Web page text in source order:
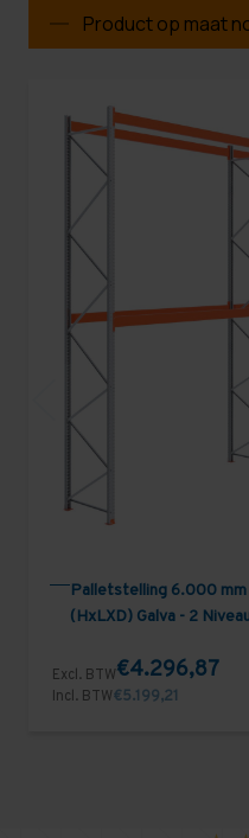
Product op maat
Palletstelling 6.000 mm
(HxLXD) Galva - 2
Excl. BTW€4.296,87
Incl. BTW€5.199,21